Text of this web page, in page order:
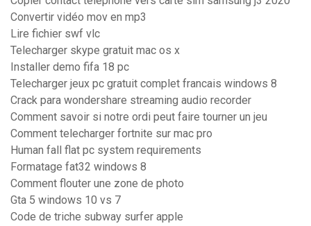
Convertir vidéo mov en mp3
Lire fichier swf vlc
Telecharger skype gratuit mac os x
Installer demo fifa 18 pc
Telecharger jeux pc gratuit complet francais windows 8
Crack para wondershare streaming audio recorder
Comment savoir si notre ordi peut faire tourner un jeu
Comment telecharger fortnite sur mac pro
Human fall flat pc system requirements
Formatage fat32 windows 8
Comment flouter une zone de photo
Gta 5 windows 10 vs 7
Code de triche subway surfer apple